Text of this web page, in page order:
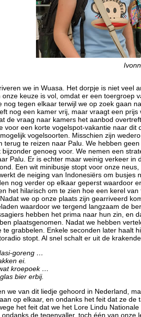
we in Wuasa. Het dorpje is niet veel
onze keuze is vol, omdat er een toergroep
nog tegen elkaar terwijl we op zoek gaan
nog een kamer vrij, maar vraagt een
de vraag naar kamers het aanbod
voor een korte vogelspot-vakantie naar
vogelsoorten. Misschien zijn
terug te reizen naar Palu. We hebben
bijzonder genoeg voor. We nemen een
Palu. Er is echter maar weinig verkeer
Een wit minibusje stopt voor onze
de neiging van Indonesiërs om
nog verder op elkaar geperst waardoor
het hilarisch om te zien hoe een kerel
we op onze plaats zijn gearriveerd
waardoor we tergend langzaam de
hebben het prima naar hun zin, en
plaatsgenomen. Nadat we hebben
te grabbelen. Enkele seconden later haalt
stopt. Al snel schalt er uit de
goreng …
ei.
kroepoek …
bier erbij.
we van dit liedje gehoord in Nederland,
op elkaar, en ondanks het feit dat ze
het feit dat we het Lore Lindu
de tegenvaller, toch één van onze